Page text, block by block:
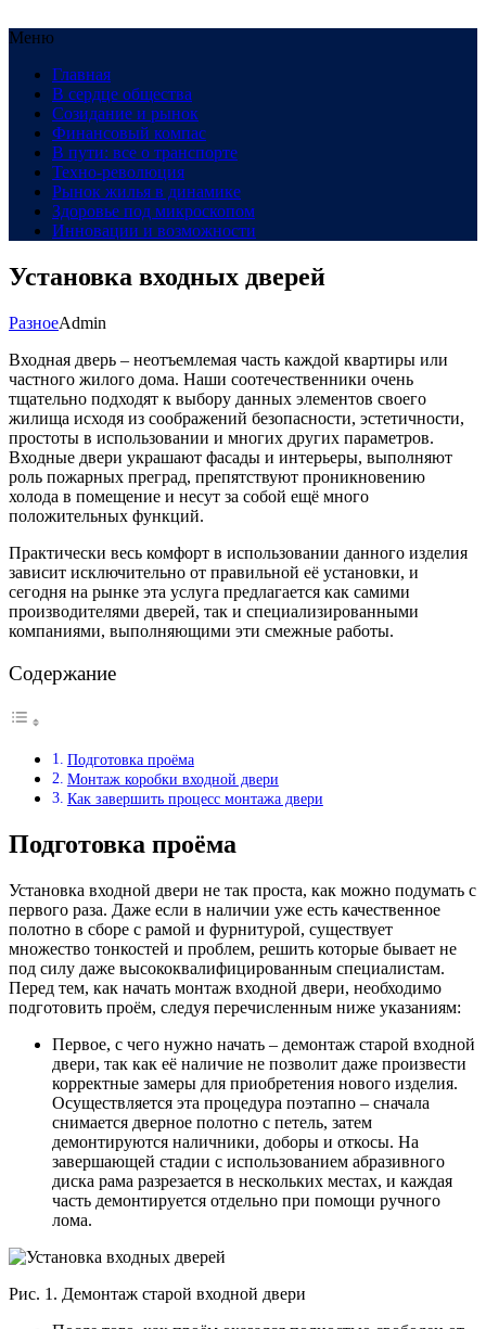
Меню
Главная
В сердце общества
Созидание и рынок
Финансовый компас
В пути: все о транспорте
Техно-революция
Рынок жилья в динамике
Здоровье под микроскопом
Инновации и возможности
Установка входных дверей
РазноеAdmin
Входная дверь – неотъемлемая часть каждой квартиры или
частного жилого дома. Наши соотечественники очень
тщательно подходят к выбору данных элементов своего
жилища исходя из соображений безопасности, эстетичности,
простоты в использовании и многих других параметров.
Входные двери украшают фасады и интерьеры, выполняют
роль пожарных преград, препятствуют проникновению
холода в помещение и несут за собой ещё много
положительных функций.
Практически весь комфорт в использовании данного изделия
зависит исключительно от правильной её установки, и
сегодня на рынке эта услуга предлагается как самими
производителями дверей, так и специализированными
компаниями, выполняющими эти смежные работы.
Содержание
Подготовка проёма
Монтаж коробки входной двери
Как завершить процесс монтажа двери
Подготовка проёма
Установка входной двери не так проста, как можно подумать с
первого раза. Даже если в наличии уже есть качественное
полотно в сборе с рамой и фурнитурой, существует
множество тонкостей и проблем, решить которые бывает не
под силу даже высококвалифицированным специалистам.
Перед тем, как начать монтаж входной двери, необходимо
подготовить проём, следуя перечисленным ниже указаниям:
Первое, с чего нужно начать – демонтаж старой входной
двери, так как её наличие не позволит даже произвести
корректные замеры для приобретения нового изделия.
Осуществляется эта процедура поэтапно – сначала
снимается дверное полотно с петель, затем
демонтируются наличники, доборы и откосы. На
завершающей стадии с использованием абразивного
диска рама разрезается в нескольких местах, и каждая
часть демонтируется отдельно при помощи ручного
лома.
Рис. 1. Демонтаж старой входной двери